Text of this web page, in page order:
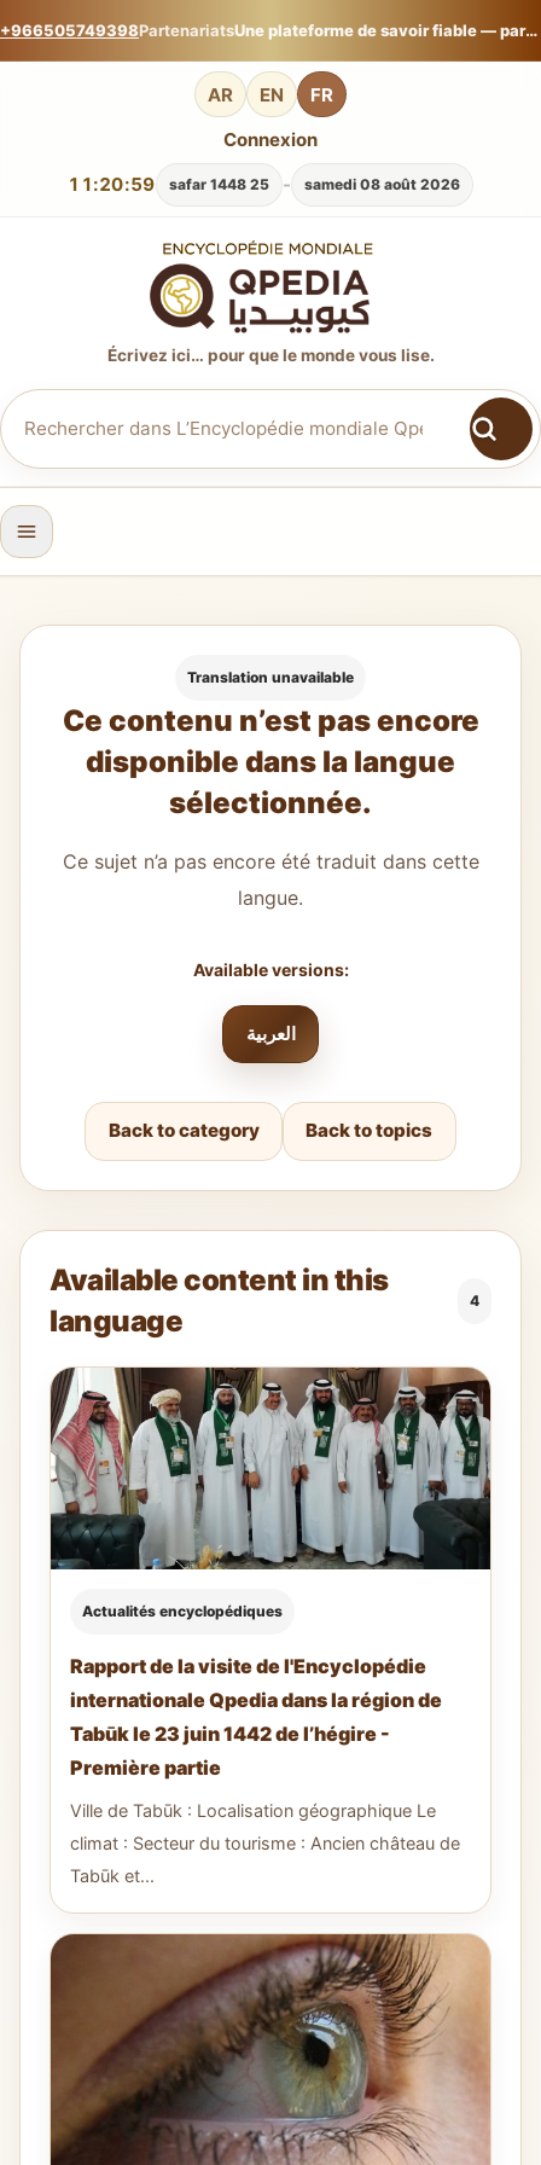
+966505749398Partenariats Une plateforme de savoir fiable — partagez votre expertise sur L’Encyclopédie mondiale Qpedia.
AR EN FR
11:21:00 samedi 08 août 2026
-
25 safar 1448
Connexion
Écrivez ici… pour que le monde vous lise.
Translation unavailable
Ce contenu n’est pas encore
disponible dans la langue
sélectionnée.
Ce sujet n’a pas encore été traduit dans cette
langue.
Available versions:
العربية
Back to category Back to topics
Available content in this
language
4
Actualités encyclopédiques
Rapport de la visite de l'Encyclopédie
internationale Qpedia dans la région de
Tabūk le 23 juin 1442 de l’hégire -
Première partie
Ville de Tabūk : Localisation géographique Le
climat : Secteur du tourisme : Ancien château de
Tabūk et...